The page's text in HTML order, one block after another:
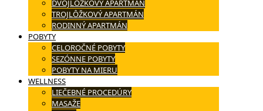
DVOJLÔŽKOVÝ APARTMÁN
TROJLÔŽKOVÝ APARTMÁN
RODINNÝ APARTMÁN
POBYTY
CELOROČNÉ POBYTY
SEZÓNNE POBYTY
POBYTY NA MIERU
WELLNESS
LIEČEBNÉ PROCEDÚRY
MASAŽE